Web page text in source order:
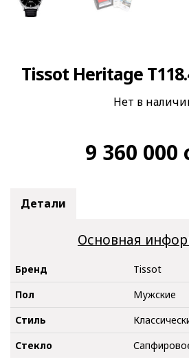
Tissot Heritage
Нет в
9 360 000
Детали
Основная
Бренд
Tissot
Пол
Мужские
Стиль
Стекло